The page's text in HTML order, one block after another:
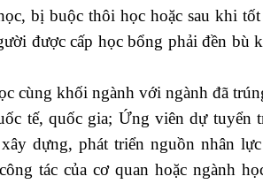
bị buộc thôi học hoặc sau khi
được cấp học bổng phải đền bù
cùng khối ngành với ngành đã
tế, quốc gia; Ứng viên dự tuyển
dựng, phát triển nguồn nhân
tác của cơ quan hoặc ngành